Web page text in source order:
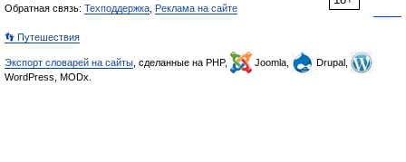
Обратная связь: Техподдержка Реклама на сайте
👣 Путешествия
Экспорт словарей на сайты , сделанные на PHP, Joomla,
Drupal,
WordPress, MODx.